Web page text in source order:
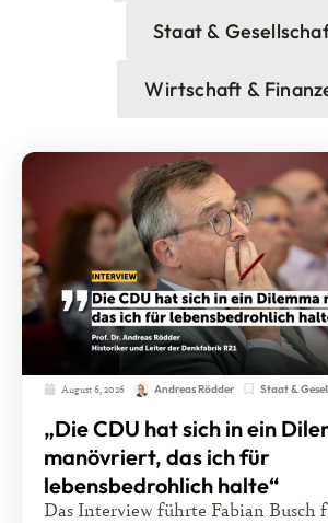
Staat &
Wirtschaft &
August 6, 2026 Andreas Rödder Staat &
„Die CDU hat sich in ein
manövriert, das ich für
lebensbedrohlich halte“
Das Interview führte Fabian Busch